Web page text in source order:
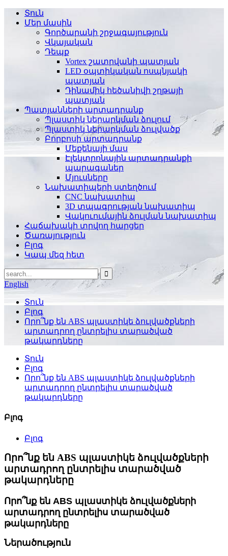
Տուն
Մեր մասին
Գործարանի շրջագայություն
Վկայական
Դեպք
Vortex շատրվանի պատյան
LED օպտիկական ոսպնյակի
պատյան
Դինամիկ հեծանիվի շղթայի
պատյան
Պատյանների արտադրանք
Պլաստիկ ներարկման ձուլում
Պլաստիկ ներարկման ձուլվածք
Բորբոսի արտադրանք
Մեքենայի մաս
Էլեկտրոնային արտադրանքի
պարագաներ
Մյուսները
Նախատիպերի ստեղծում
CNC նախատիպ
3D տպագրության նախատիպ
Վակուումային ձուլման նախատիպ
Հաճախակի տրվող հարցեր
Ծառայություն
Բլոգ
Կապ մեզ հետ
English
Տուն
Բլոգ
Որո՞նք են ABS պլաստիկե ձուլվածքների
արտադրող ընտրելիս տարածված
թակարդները
Տուն
Բլոգ
Որո՞նք են ABS պլաստիկե ձուլվածքների
արտադրող ընտրելիս տարածված
թակարդները
Բլոգ
Բլոգ
Որո՞նք են ABS պլաստիկե ձուլվածքների
արտադրող ընտրելիս տարածված
թակարդները
Որո՞նք են ABS պլաստիկե ձուլվածքների
արտադրող ընտրելիս տարածված
թակարդները
Ներածություն